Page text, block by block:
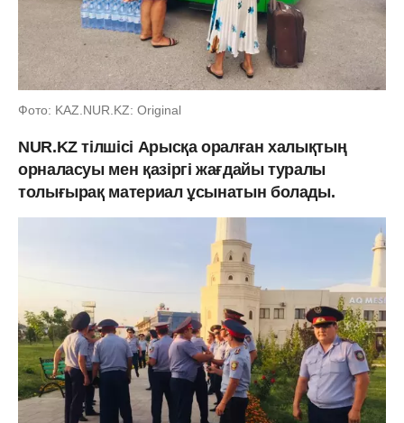
Фото: KAZ.NUR.KZ: Original
NUR.KZ тілшісі Арысқа оралған xалықтың
орналасуы мен қазіргі жағдайы туралы
толығырақ материал ұсынатын болады.